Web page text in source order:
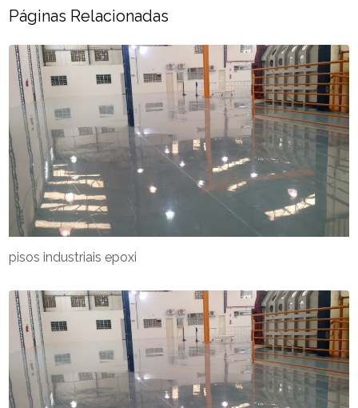
Páginas Relacionadas
pisos industriais epoxi